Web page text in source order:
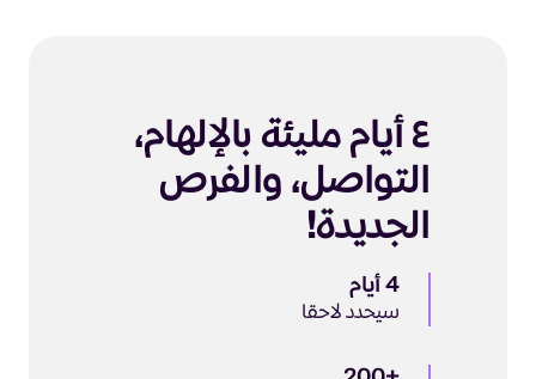
٤ أيام مليئة بالإلهام،
التواصل، والفرص
الجديدة!
4 أيام
سيحدد لاحقا